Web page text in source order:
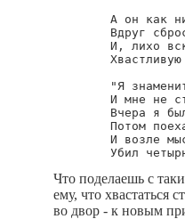
А он как
Вдруг
И, лихо
Хвастливую
"Я
И мне не
Вчера я
Потом
И возле
Что поделаешь с
ему, что хвастаться
во двор - к новым